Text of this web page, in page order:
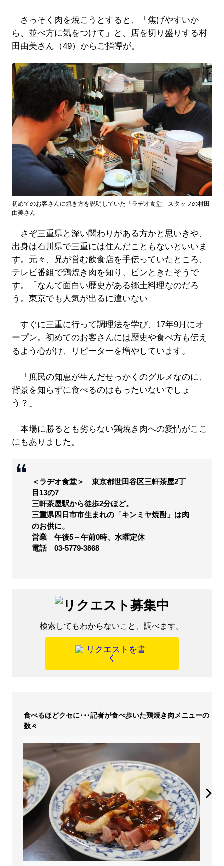
さっそく肉を焼こうとすると、「焦げやすいか
ら、並べ方に気をつけて」と、店を切り盛りする村
田由美さん（49）からご指導が。
初めてのお客さんに焼き方を説明していた「ラヂオ食堂」スタッフの村田
由美さん
さぞ三重県と深い関わりがある方かと思いきや、
出身は石川県で三重には住んだこともないといいま
す。元々、兄が営む飲食店を手伝っていたところ、
テレビ番組で鶏焼き肉を知り、ピンときたそうで
す。「なんて面白い歴史がある郷土料理なのだろ
う。東京でも人気が出るに違いない」
すぐに三重に行って調理法を学び、17年9月にオ
ープン。初めてのお客さんには歴史や食べ方も伝え
るよう心がけ、リピーターを増やしています。
「庶民の知恵が生んだせっかくのグルメなのに、
背景を知らずに食べるのはもったいないでしょ
う？」
本場に勝るとも劣らない鶏焼き肉への愛情がここ
にもありました。
＜ラヂオ食堂＞ 東京都世田谷区三軒茶屋2丁
目13の7
三軒茶屋駅から徒歩2分ほど。
三重県四日市市生まれの「キンミヤ焼酎」は肉
のお供に。
営業 午後5～午前0時、水曜定休
電話 03-5779-3868
検索してもわからないこと、調べます。
食べるほどクセに･･･記者が食べ歩いた鶏焼き肉メニューの
数々